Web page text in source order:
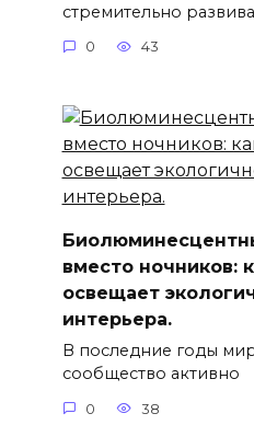
стремительно
0 43
вместо ночников:
освещает
интерьера.
В последние годы
сообщество активно
0 38